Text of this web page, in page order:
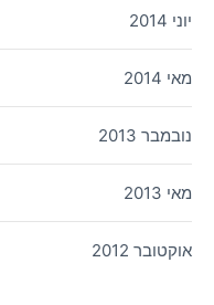
יוני 2014
מאי 2014
נובמבר 2013
מאי 2013
אוקטובר 2012